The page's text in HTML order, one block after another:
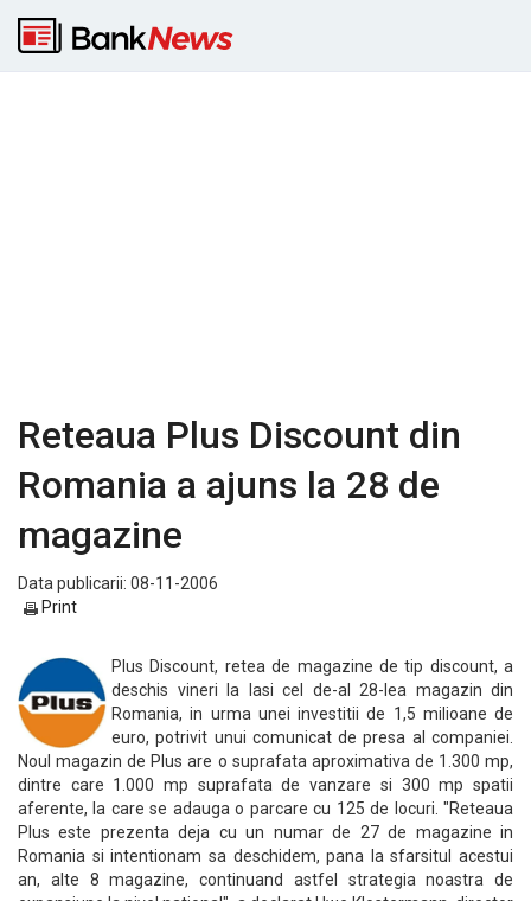
Reteaua Plus Discount din
Romania a ajuns la 28 de
magazine
Data publicarii: 08-11-2006
Print
Plus Discount, retea de magazine de tip discount, a
deschis vineri la Iasi cel de-al 28-lea magazin din
Romania, in urma unei investitii de 1,5 milioane de
euro, potrivit unui comunicat de presa al companiei.
Noul magazin de Plus are o suprafata aproximativa de 1.300 mp,
dintre care 1.000 mp suprafata de vanzare si 300 mp spatii
aferente, la care se adauga o parcare cu 125 de locuri. "Reteaua
Plus este prezenta deja cu un numar de 27 de magazine in
Romania si intentionam sa deschidem, pana la sfarsitul acestui
an, alte 8 magazine, continuand astfel strategia noastra de